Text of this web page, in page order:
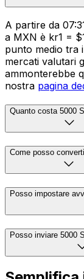
A partire da
a MXN è kr1 =
punto medio tra
mercati valutari
ammonterebbe
nostra pagina
Quanto costa 5000
Come posso
Posso impostare
Posso inviare 5000